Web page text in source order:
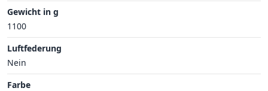
Gewicht in g
1100
Luftfederung
Nein
Farbe